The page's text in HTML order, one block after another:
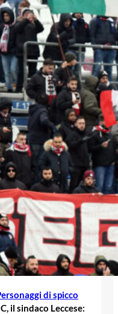
di spicco
il sindaco Leccese: